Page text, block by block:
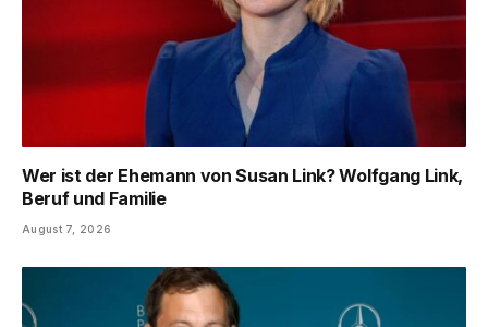
Wer ist der Ehemann von Susan Link? Wolfgang Link,
Beruf und Familie
August 7, 2026